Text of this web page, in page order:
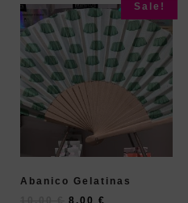
Sale!
Abanico Gelatinas